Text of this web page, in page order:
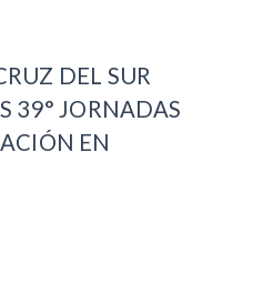
DEL SUR
39° JORNADAS
EN